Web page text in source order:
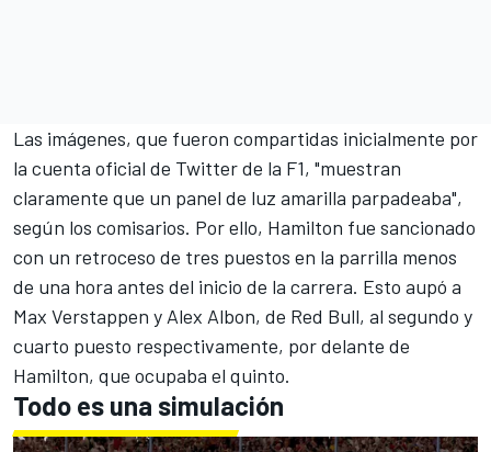
Las imágenes, que fueron compartidas inicialmente por
la cuenta oficial de Twitter de la F1, "muestran
claramente que un panel de luz amarilla parpadeaba",
según los comisarios. Por ello, Hamilton fue sancionado
con un retroceso de tres puestos en la parrilla menos
de una hora antes del inicio de la carrera. Esto aupó a
Max Verstappen y Alex Albon, de Red Bull, al segundo y
cuarto puesto respectivamente, por delante de
Hamilton, que ocupaba el quinto.
Todo es una simulación